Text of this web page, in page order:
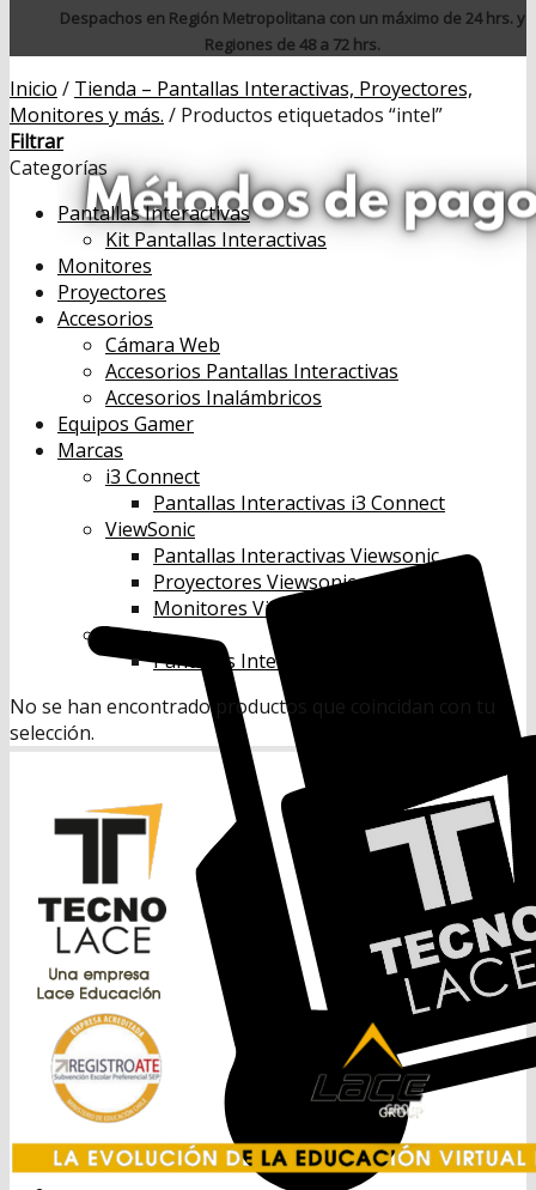
Despachos en Región Metropolitana con un máximo de 24 hrs. y
Regiones de 48 a 72 hrs.
Inicio / Tienda – Pantallas Interactivas, Proyectores,
Monitores y más. / Productos etiquetados “intel”
Filtrar
Categorías
Pantallas Interactivas
Kit Pantallas Interactivas
Monitores
Proyectores
Accesorios
Cámara Web
Accesorios Pantallas Interactivas
Accesorios Inalámbricos
Equipos Gamer
Marcas
i3 Connect
Pantallas Interactivas i3 Connect
ViewSonic
Pantallas Interactivas Viewsonic
Proyectores Viewsonic
Monitores Viewsonic
Benq
Pantallas Interactivas Benq
No se han encontrado productos que coincidan con tu
selección.